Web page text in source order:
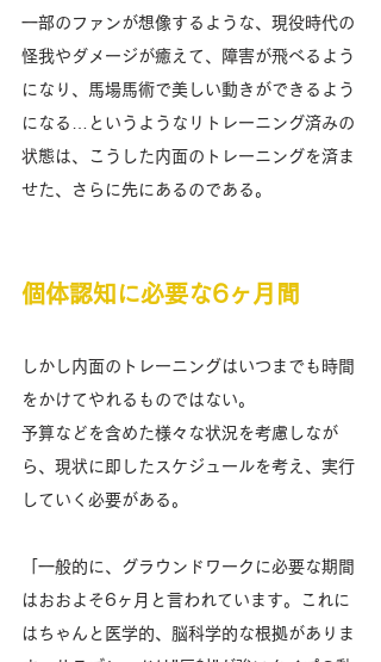
一部のファンが想像するような、現役時代の
怪我やダメージが癒えて、障害が飛べるよう
になり、馬場馬術で美しい動きができるよう
になる…というようなリトレーニング済みの
状態は、こうした内面のトレーニングを済ま
せた、さらに先にあるのである。
個体認知に必要な6ヶ月間
しかし内面のトレーニングはいつまでも時間
をかけてやれるものではない。
予算などを含めた様々な状況を考慮しなが
ら、現状に即したスケジュールを考え、実行
していく必要がある。
「一般的に、グラウンドワークに必要な期間
はおおよそ6ヶ月と言われています。これに
はちゃんと医学的、脳科学的な根拠がありま